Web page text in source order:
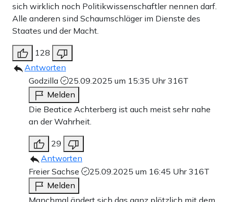
sich wirklich noch Politikwissenschaftler nennen darf.
Alle anderen sind Schaumschläger im Dienste des
Staates und der Macht.
128
Antworten
Godzilla
25.09.2025 um 15:35 Uhr316T
Melden
Die Beatice Achterberg ist auch meist sehr nahe
an der Wahrheit.
29
Antworten
Freier Sachse
25.09.2025 um 16:45 Uhr316T
Melden
Manchmal ändert sich das ganz plötzlich mit dem